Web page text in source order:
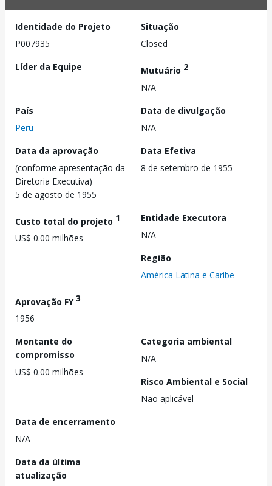
Identidade do Projeto
P007935
Situação
Closed
Líder da Equipe
Mutuário 2
N/A
País
Peru
Data de divulgação
N/A
Data da aprovação
(conforme apresentação da
Diretoria Executiva)
5 de agosto de 1955
Data Efetiva
8 de setembro de 1955
Custo total do projeto 1
US$ 0.00 milhões
Entidade Executora
N/A
Região
América Latina e Caribe
Aprovação FY3
1956
Montante do
compromisso
US$ 0.00 milhões
Categoria ambiental
N/A
Risco Ambiental e Social
Não aplicável
Data de encerramento
N/A
Data da última
atualização